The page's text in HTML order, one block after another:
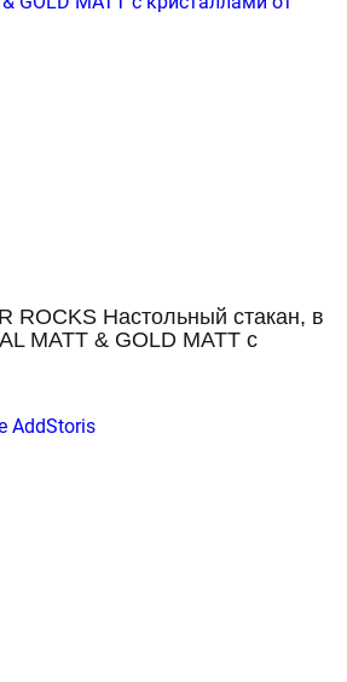
ROCKS Настольный стакан, в
MATT & GOLD MATT с